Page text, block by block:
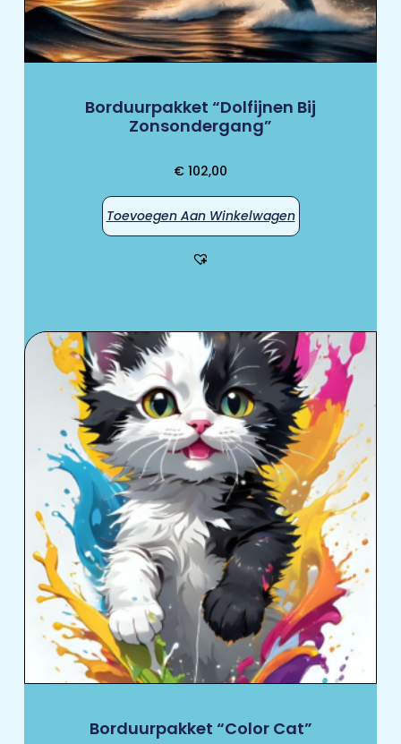
Borduurpakket “Dolfijnen Bij
Zonsondergang”
€ 102,00
Toevoegen Aan Winkelwagen
Borduurpakket “Color Cat”